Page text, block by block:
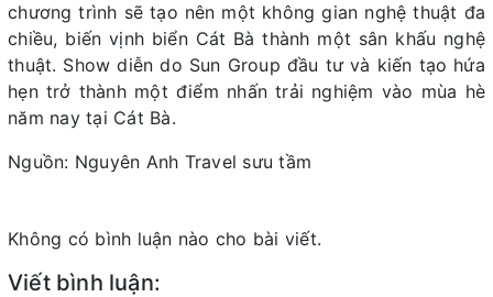
chương trình sẽ tạo nên một không gian nghệ thuật đa
chiều, biến vịnh biển Cát Bà thành một sân khấu nghệ
thuật. Show diễn do Sun Group đầu tư và kiến tạo hứa
hẹn trở thành một điểm nhấn trải nghiệm vào mùa hè
năm nay tại Cát Bà.
Nguồn: Nguyên Anh Travel sưu tầm
Không có bình luận nào cho bài viết.
Viết bình luận: